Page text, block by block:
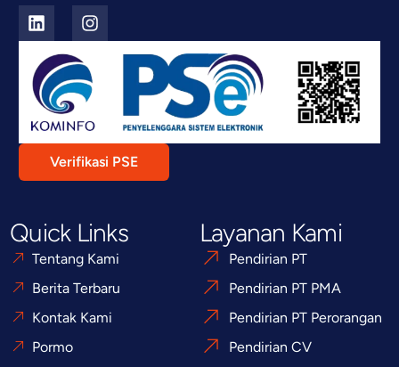
Verifikasi PSE
Quick Links
Tentang Kami
Berita Terbaru
Kontak Kami
Pormo
Layanan Kami
Pendirian PT
Pendirian PT PMA
Pendirian PT Perorangan
Pendirian CV